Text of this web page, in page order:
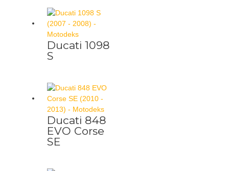
Ducati 1098
S
Ducati 848
EVO Corse
SE